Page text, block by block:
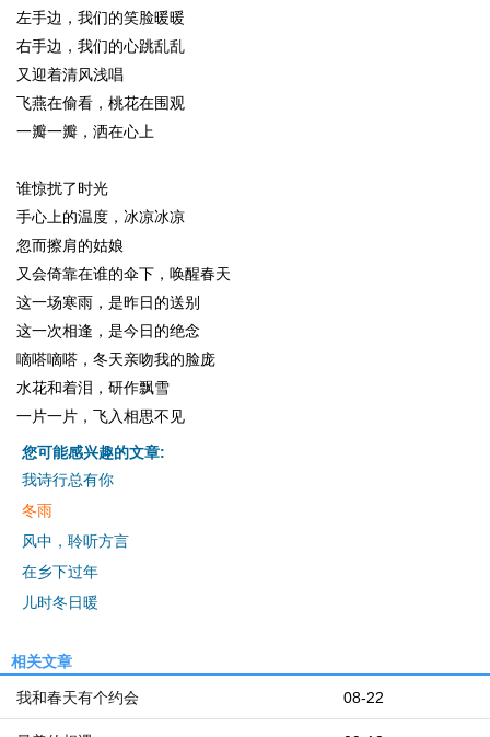
左手边，我们的笑脸暖暖
右手边，我们的心跳乱乱
又迎着清风浅唱
飞燕在偷看，桃花在围观
一瓣一瓣，洒在心上
谁惊扰了时光
手心上的温度，冰凉冰凉
忽而擦肩的姑娘
又会倚靠在谁的伞下，唤醒春天
这一场寒雨，是昨日的送别
这一次相逢，是今日的绝念
嘀嗒嘀嗒，冬天亲吻我的脸庞
水花和着泪，研作飘雪
一片一片，飞入相思不见
您可能感兴趣的文章:
我诗行总有你
冬雨
风中，聆听方言
在乡下过年
儿时冬日暖
相关文章
08-22
我和春天有个约会